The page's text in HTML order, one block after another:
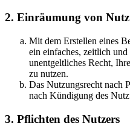
2. Einräumung von
Mit dem Erstellen eines
ein einfaches, zeitlich
unentgeltliches Recht,
zu nutzen.
Das Nutzungsrecht nach
nach Kündigung des
3. Pflichten des Nutzers